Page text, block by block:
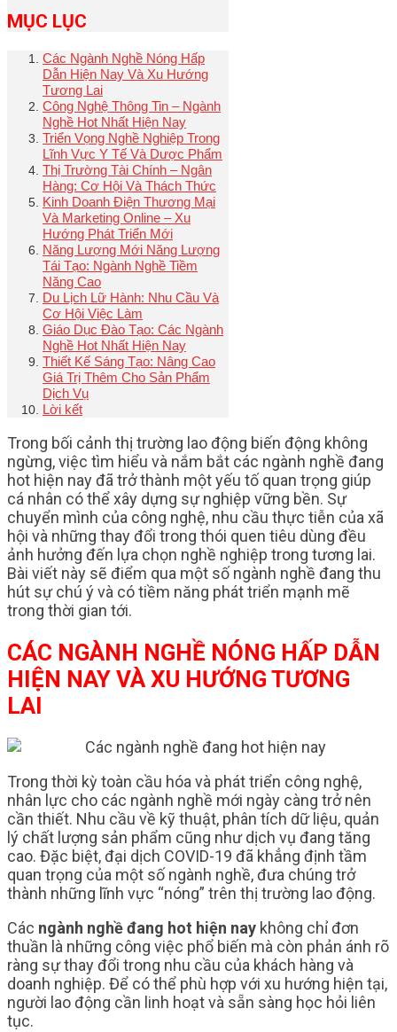
MỤC LỤC
Các Ngành Nghề Nóng Hấp
Dẫn Hiện Nay Và Xu Hướng
Tương Lai
Công Nghệ Thông Tin – Ngành
Nghề Hot Nhất Hiện Nay
Triển Vọng Nghề Nghiệp Trong
Lĩnh Vực Y Tế Và Dược Phẩm
Thị Trường Tài Chính – Ngân
Hàng: Cơ Hội Và Thách Thức
Kinh Doanh Điện Thương Mại
Và Marketing Online – Xu
Hướng Phát Triển Mới
Năng Lượng Mới Năng Lượng
Tái Tạo: Ngành Nghề Tiềm
Năng Cao
Du Lịch Lữ Hành: Nhu Cầu Và
Cơ Hội Việc Làm
Giáo Dục Đào Tạo: Các Ngành
Nghề Hot Nhất Hiện Nay
Thiết Kế Sáng Tạo: Nâng Cao
Giá Trị Thêm Cho Sản Phẩm
Dịch Vụ
Lời kết
Trong bối cảnh thị trường lao động biến động không
ngừng, việc tìm hiểu và nắm bắt các ngành nghề đang
hot hiện nay đã trở thành một yếu tố quan trọng giúp
cá nhân có thể xây dựng sự nghiệp vững bền. Sự
chuyển mình của công nghệ, nhu cầu thực tiễn của xã
hội và những thay đổi trong thói quen tiêu dùng đều
ảnh hưởng đến lựa chọn nghề nghiệp trong tương lai.
Bài viết này sẽ điểm qua một số ngành nghề đang thu
hút sự chú ý và có tiềm năng phát triển mạnh mẽ
trong thời gian tới.
CÁC NGÀNH NGHỀ NÓNG HẤP DẪN
HIỆN NAY VÀ XU HƯỚNG TƯƠNG
LAI
Trong thời kỳ toàn cầu hóa và phát triển công nghệ,
nhân lực cho các ngành nghề mới ngày càng trở nên
cần thiết. Nhu cầu về kỹ thuật, phân tích dữ liệu, quản
lý chất lượng sản phẩm cũng như dịch vụ đang tăng
cao. Đặc biệt, đại dịch COVID-19 đã khẳng định tầm
quan trọng của một số ngành nghề, đưa chúng trở
thành những lĩnh vực “nóng” trên thị trường lao động.
Các ngành nghề đang hot hiện nay không chỉ đơn
thuần là những công việc phổ biến mà còn phản ánh rõ
ràng sự thay đổi trong nhu cầu của khách hàng và
doanh nghiệp. Để có thể phù hợp với xu hướng hiện tại,
người lao động cần linh hoạt và sẵn sàng học hỏi liên
tục.